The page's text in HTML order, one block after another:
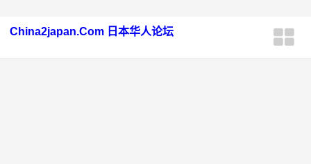
China2japan.Com 日本华人论坛